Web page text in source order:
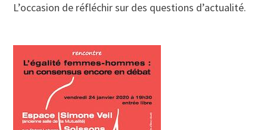
L’occasion de réfléchir sur des questions d’actualité.